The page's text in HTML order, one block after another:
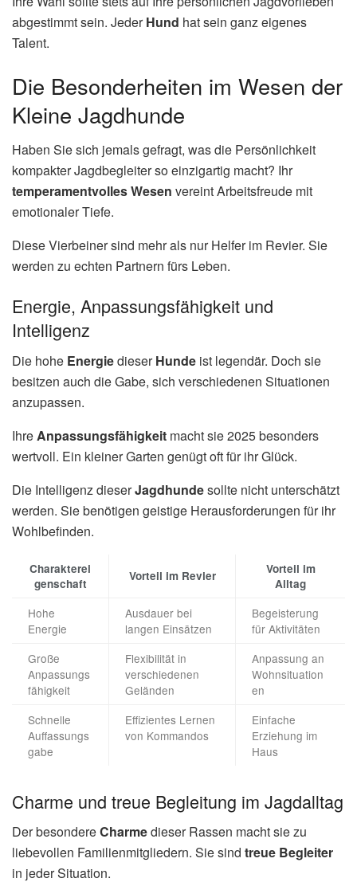
abgestimmt sein. JederHund hat sein ganz eigenes
Talent.
Die Besonderheiten im Wesen der
Kleine Jagdhunde
Haben Sie sich jemals gefragt, was die Persönlichkeit
kompakter Jagdbegleiter so einzigartig macht? Ihr
temperamentvolles Wesen vereint Arbeitsfreude mit
emotionaler Tiefe.
Diese Vierbeiner sind mehr als nur Helfer im Revier. Sie
werden zu echten Partnern fürs Leben.
Energie, Anpassungsfähigkeit und
Intelligenz
Die hohe EnergiedieserHunde ist legendär. Doch sie
besitzen auch die Gabe, sich verschiedenen Situationen
anzupassen.
IhreAnpassungsfähigkeit macht sie 2025 besonders
wertvoll. Ein kleiner Garten genügt oft für ihr Glück.
Die Intelligenz dieserJagdhundesollte nicht unterschätzt
werden. Sie benötigen geistige Herausforderungen für ihr
Wohlbefinden.
Charakterei
genschaft
Vorteil im Revier
Vorteil im
Alltag
Hohe
Energie
Ausdauer bei
langen Einsätzen
Begeisterung
für Aktivitäten
Große
Anpassungs
fähigkeit
Flexibilität in
verschiedenen
Geländen
Anpassung an
Wohnsituation
en
Schnelle
Auffassungs
gabe
Effizientes Lernen
von Kommandos
Einfache
Erziehung im
Haus
Charme und treue Begleitung im Jagdalltag
Der besondereCharmedieser Rassen macht sie zu
liebevollen Familienmitgliedern. Sie sind treue Begleiter
in jeder Situation.